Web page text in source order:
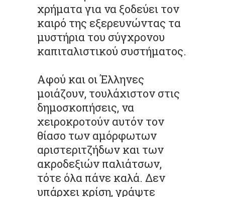
χρήματα για να ξοδεύει τον
καιρό της εξερευνώντας τα
μυστήρια του σύγχρονου
καπιταλιστικού συστήματος.
Αφού και οι Έλληνες
μοιάζουν, τουλάχιστον στις
δημοσκοπήσεις, να
χειροκροτούν αυτόν τον
θίασο των αμόρφωτων
αριστεριτζήδων και των
ακροδεξιών παλιάτσων,
τότε όλα πάνε καλά. Δεν
υπάρχει κρίση, γράψτε